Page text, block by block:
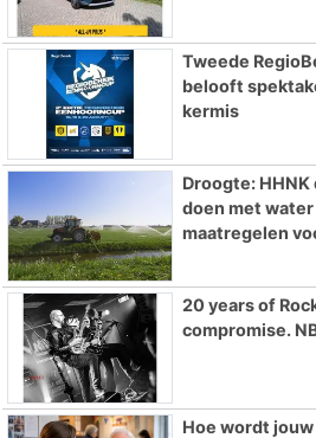
Tweede
belooft
kermis
Droogte:
doen met
maatregelen
20 years of
compromise.
Hoe wordt